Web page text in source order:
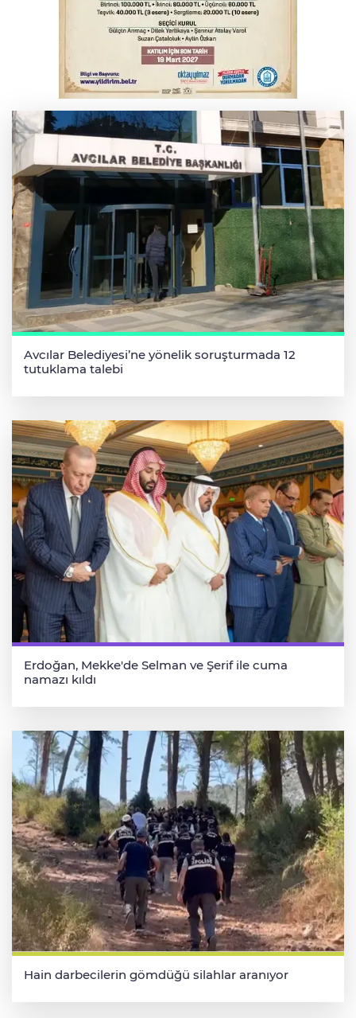
Osmangazi’de iş arayanlara destek
TOFAŞ Basketbol'da sağlık kontrolleri
başladı
Avcılar Belediyesi’ne yönelik soruşturmada 12
tutuklama talebi
Erdoğan, Mekke'de Selman ve Şerif ile cuma
namazı kıldı
Hain darbecilerin gömdüğü silahlar aranıyor